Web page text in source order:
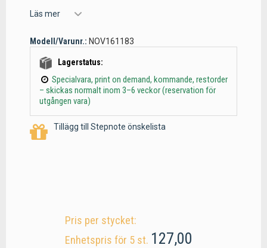
Läs mer
Modell/Varunr.: NOV161183
Lagerstatus:
Specialvara, print on demand, kommande, restorder
– skickas normalt inom 3–6 veckor (reservation för
utgången vara)
Tillägg till Stepnote önskelista
Pris per stycket:
Enhetspris för 5 st. 127,00